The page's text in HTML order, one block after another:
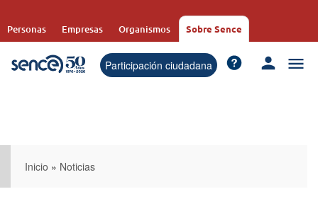
contenido
Personas Empresas Organismos Sobre Sence
Participación ciudadana
Inicio » Noticias